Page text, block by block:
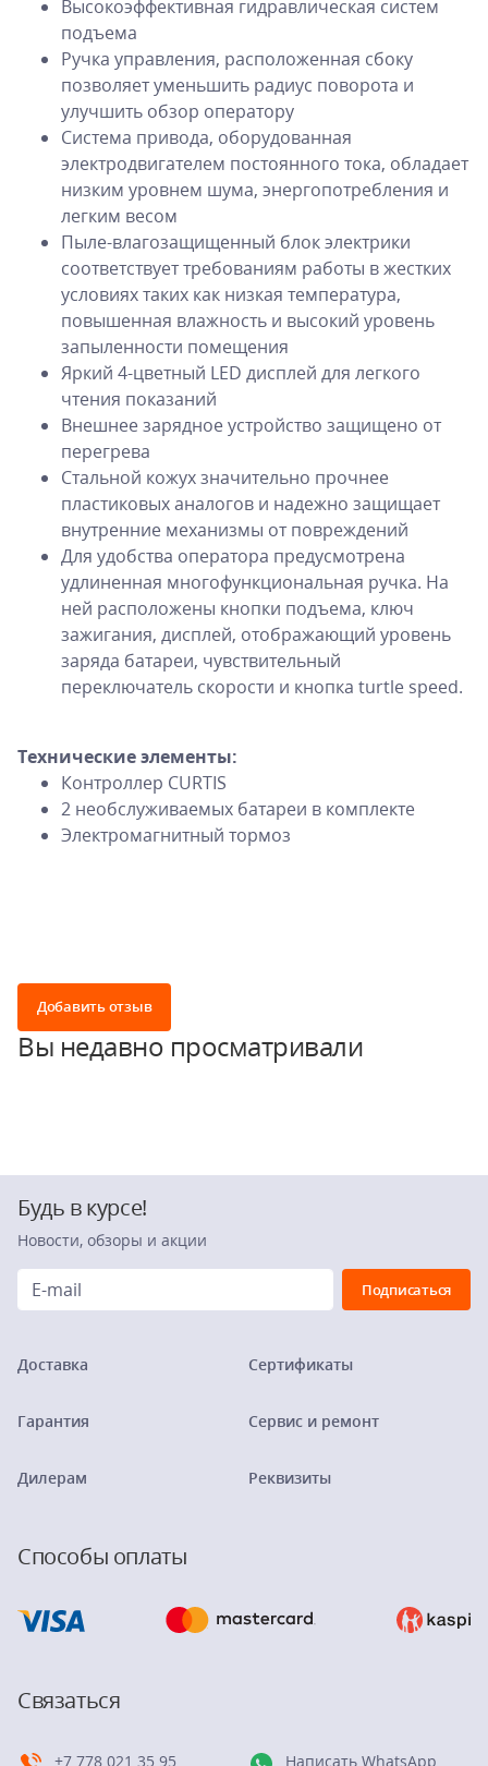
Высокоэффективная гидравлическая систем
подъема
Ручка управления, расположенная сбоку
позволяет уменьшить радиус поворота и
улучшить обзор оператору
Система привода, оборудованная
электродвигателем постоянного тока, обладает
низким уровнем шума, энергопотребления и
легким весом
Пыле-влагозащищенный блок электрики
соответствует требованиям работы в жестких
условиях таких как низкая температура,
повышенная влажность и высокий уровень
запыленности помещения
Яркий 4-цветный LED дисплей для легкого
чтения показаний
Внешнее зарядное устройство защищено от
перегрева
Стальной кожух значительно прочнее
пластиковых аналогов и надежно защищает
внутренние механизмы от повреждений
Для удобства оператора предусмотрена
удлиненная многофункциональная ручка. На
ней расположены кнопки подъема, ключ
зажигания, дисплей, отображающий уровень
заряда батареи, чувствительный
переключатель скорости и кнопка turtle speed.
Технические элементы:
Контроллер CURTIS
2 необслуживаемых батареи в комплекте
Электромагнитный тормоз
Добавить отзыв
Вы недавно просматривали
Будь в курсе!
Новости, обзоры и акции
Доставка
Гарантия
Дилерам
Сертификаты
Сервис и ремонт
Реквизиты
Способы оплаты
Связаться
+7 778 021 35 95 Написать WhatsApp